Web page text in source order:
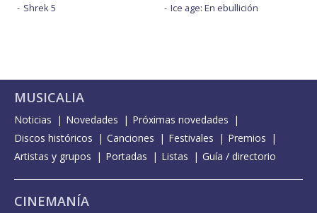
Shrek 5
Ice age: En ebullición
MUSICALIA
Noticias Novedades
Próximas novedades
Discos históricos
Canciones Festivales
Premios
Artistas y grupos
Portadas Listas Guía / directorio
CINEMANÍA